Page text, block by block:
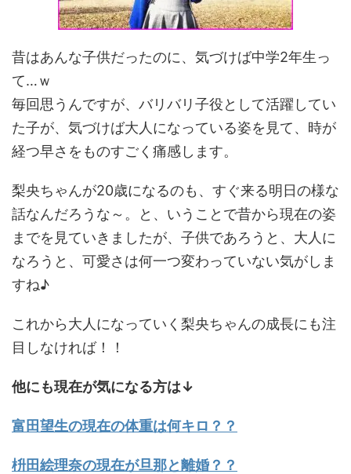
昔はあんな子供だったのに、気づけば中学2年生っ
て…ｗ
毎回思うんですが、バリバリ子役として活躍してい
た子が、気づけば大人になっている姿を見て、時が
経つ早さをものすごく痛感します。
梨央ちゃんが20歳になるのも、すぐ来る明日の様な
話なんだろうな～。と、いうことで昔から現在の姿
までを見ていきましたが、子供であろうと、大人に
なろうと、可愛さは何一つ変わっていない気がしま
すね♪
これから大人になっていく梨央ちゃんの成長にも注
目しなければ！！
他にも現在が気になる方は↓
富田望生の現在の体重は何キロ？？
枡田絵理奈の現在が旦那と離婚？？